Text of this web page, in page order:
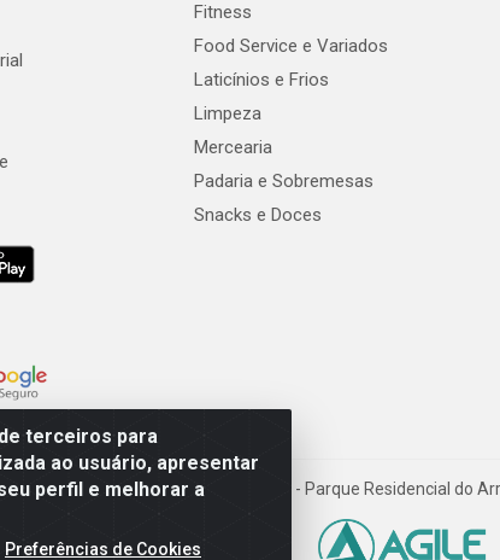
terceiros para
ao usuário, apresentar
perfil e melhorar a
Preferências de Cookies
Fitness
Food Service e Variados
Laticínios e Frios
Limpeza
Mercearia
Padaria e Sobremesas
Snacks e Doces
Conego Luiz W Hanquet, 1001 - Parque Residencial do